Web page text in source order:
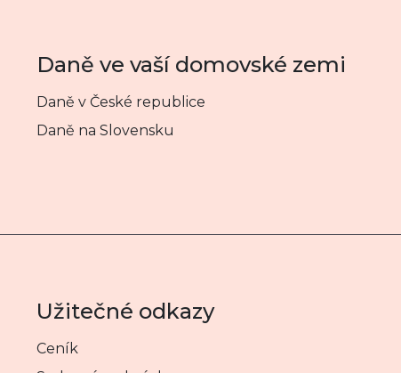
Daně ve vaší domovské zemi
Daně v České republice
Daně na Slovensku
Užitečné odkazy
Ceník